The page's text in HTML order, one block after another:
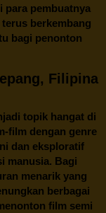
para pembuatnya
berkembang
bagi penonton
Filipina
topik hangat di
film dengan genre
dan eksploratif
manusia. Bagi
menarik yang
berbagai
film semi